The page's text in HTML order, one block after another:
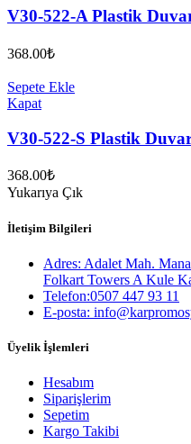
V30-522-A Plastik
368.00₺
Sepete Ekle
Kapat
V30-522-S Plastik
368.00₺
Yukarıya Çık
İletişim Bilgileri
Adres: Adalet Mah.
Folkart Towers A Kule
Telefon:0507 447 93 11
E-posta:
Üyelik İşlemleri
Hesabım
Siparişlerim
Sepetim
Kargo Takibi